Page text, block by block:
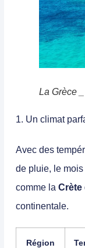
La Grèce
1. Un climat
Avec des
de pluie, le
comme la Crète
continentale.
Région